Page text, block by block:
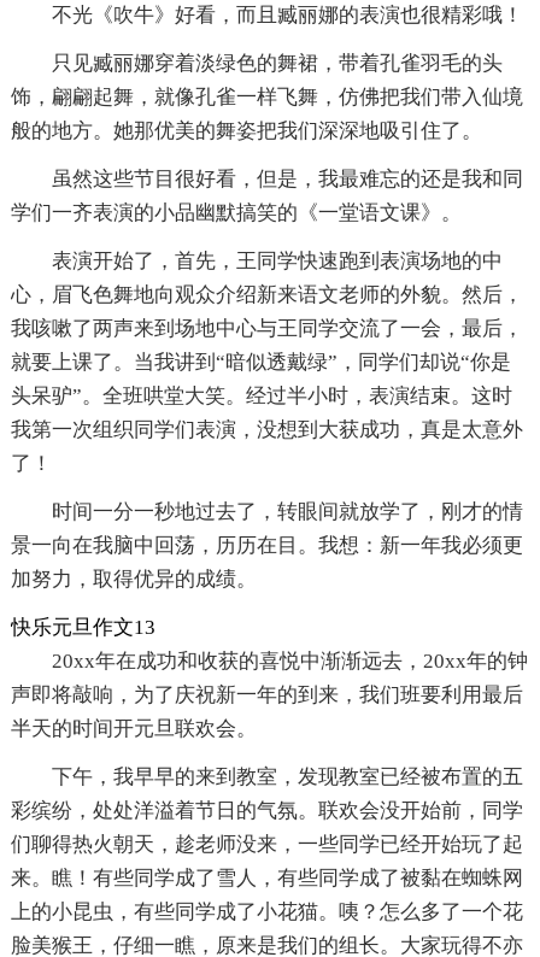
不光《吹牛》好看，而且臧丽娜的表演也很精彩哦！
只见臧丽娜穿着淡绿色的舞裙，带着孔雀羽毛的头
饰，翩翩起舞，就像孔雀一样飞舞，仿佛把我们带入仙境
般的地方。她那优美的舞姿把我们深深地吸引住了。
虽然这些节目很好看，但是，我最难忘的还是我和同
学们一齐表演的小品幽默搞笑的《一堂语文课》。
表演开始了，首先，王同学快速跑到表演场地的中
心，眉飞色舞地向观众介绍新来语文老师的外貌。然后，
我咳嗽了两声来到场地中心与王同学交流了一会，最后，
就要上课了。当我讲到“暗似透戴绿”，同学们却说“你是
头呆驴”。全班哄堂大笑。经过半小时，表演结束。这时
我第一次组织同学们表演，没想到大获成功，真是太意外
了！
时间一分一秒地过去了，转眼间就放学了，刚才的情
景一向在我脑中回荡，历历在目。我想：新一年我必须更
加努力，取得优异的成绩。
快乐元旦作文13
20xx年在成功和收获的喜悦中渐渐远去，20xx年的钟
声即将敲响，为了庆祝新一年的到来，我们班要利用最后
半天的时间开元旦联欢会。
下午，我早早的来到教室，发现教室已经被布置的五
彩缤纷，处处洋溢着节日的气氛。联欢会没开始前，同学
们聊得热火朝天，趁老师没来，一些同学已经开始玩了起
来。瞧！有些同学成了雪人，有些同学成了被黏在蜘蛛网
上的小昆虫，有些同学成了小花猫。咦？怎么多了一个花
脸美猴王，仔细一瞧，原来是我们的组长。大家玩得不亦